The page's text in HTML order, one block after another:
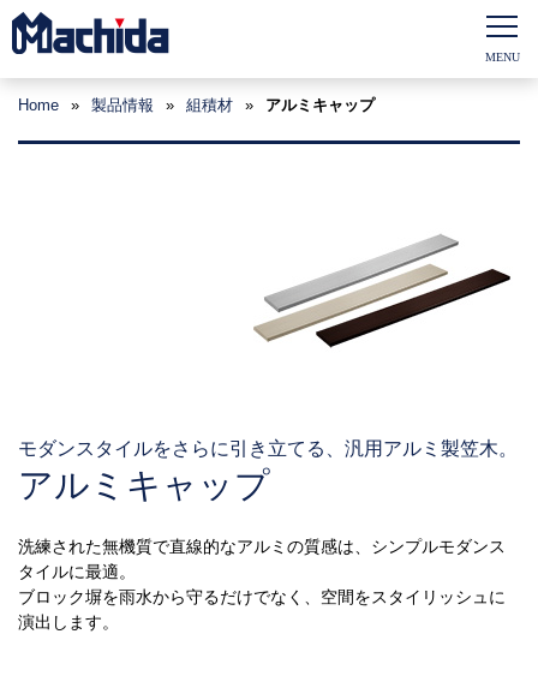
Home » 製品情報 » 組積材 » アルミキャップ
モダンスタイルをさらに引き立てる、汎用アルミ製笠木。
アルミキャップ
洗練された無機質で直線的なアルミの質感は、シンプルモダンス
タイルに最適。
ブロック塀を雨水から守るだけでなく、空間をスタイリッシュに
演出します。